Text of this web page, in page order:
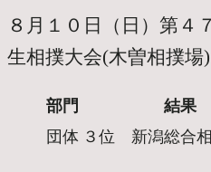
８月１０日（日）第４
生相撲大会(木曽相撲場)
部門
結果
団体 ３位 新潟総合